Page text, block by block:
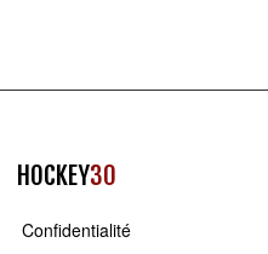
HOCKEY30
Confidentialité